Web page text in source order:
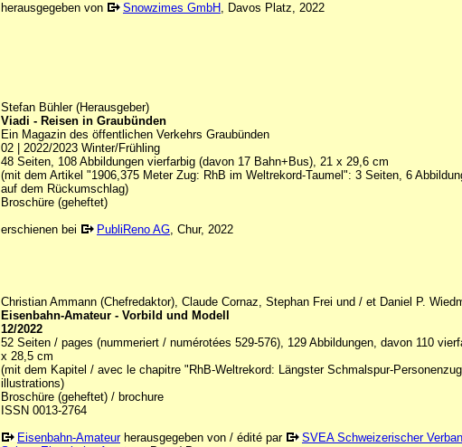
herausgegeben von
Snowzimes GmbH, Davos Platz, 2022
Stefan Bühler (Herausgeber)
Viadi - Reisen in Graubünden
Ein Magazin des öffentlichen Verkehrs Graubünden
02 | 2022/2023 Winter/Frühling
48 Seiten, 108 Abbildungen vierfarbig (davon 17 Bahn+Bus), 21 x 29,6 cm
(mit dem Artikel "1906,375 Meter Zug: RhB im Weltrekord-Taumel": 3 Seiten, 6
auf dem Rückumschlag)
Broschüre (geheftet)
erschienen bei
PubliReno AG, Chur, 2022
Christian Ammann (Chefredaktor), Claude Cornaz, Stephan Frei und / et Daniel P.
Eisenbahn-Amateur - Vorbild und Modell
12/2022
52 Seiten / pages (nummeriert / numérotées 529-576), 129 Abbildungen, davon 110
x 28,5 cm
(mit dem Kapitel / avec le chapitre "RhB-Weltrekord: Längster Schmalspur-
illustrations)
Broschüre (geheftet) / brochure
ISSN 0013-2764
Eisenbahn-Amateurherausgegeben von / édité par
SVEA Schweizerischer